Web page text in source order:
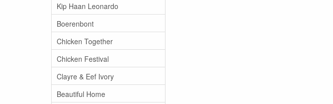
Kip Haan Leonardo
Boerenbont
Chicken Together
Chicken Festival
Clayre & Eef Ivory
Beautiful Home